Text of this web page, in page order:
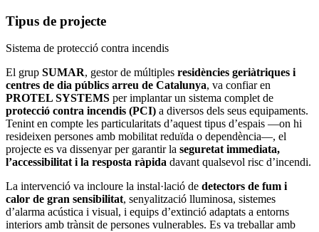
Tipus de projecte
Sistema de protecció contra incendis
El grup SUMAR, gestor de múltiples residències geriàtriques i
centres de dia públics arreu de Catalunya, va confiar en
PROTEL SYSTEMS per implantar un sistema complet de
protecció contra incendis (PCI) a diversos dels seus equipaments.
Tenint en compte les particularitats d’aquest tipus d’espais —on hi
resideixen persones amb mobilitat reduïda o dependència—, el
projecte es va dissenyar per garantir la seguretat immediata,
l’accessibilitat i la resposta ràpida davant qualsevol risc d’incendi.
La intervenció va incloure la instal·lació de detectors de fum i
calor de gran sensibilitat, senyalització lluminosa, sistemes
d’alarma acústica i visual, i equips d’extinció adaptats a entorns
interiors amb trànsit de persones vulnerables. Es va treballar amb